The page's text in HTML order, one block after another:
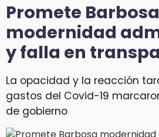
Promete Barbosa
modernidad
y falla en
La opacidad y la reacción
gastos del Covid-19
de gobierno